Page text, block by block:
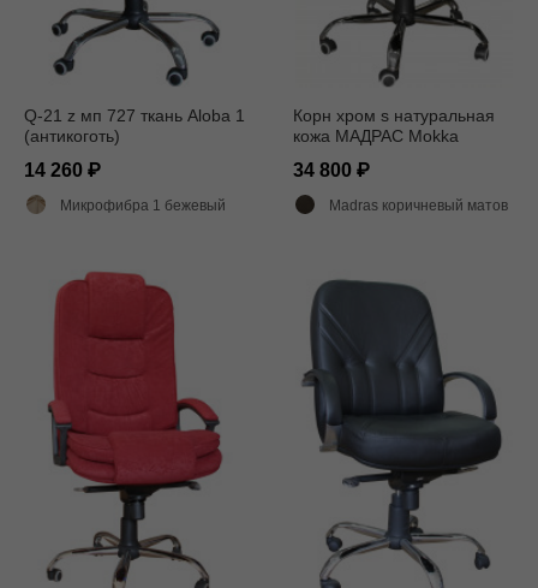
Q-21 z мп 727 ткань Aloba 1
(антикоготь)
14 260
Микрофибра 1 бежевый
Корн хром s натуральная
кожа МАДРАС Mokka
34 800
Madras коричневый матовый